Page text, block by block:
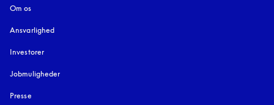
Om os
Ansvarlighed
Investorer
Jobmuligheder
Presse